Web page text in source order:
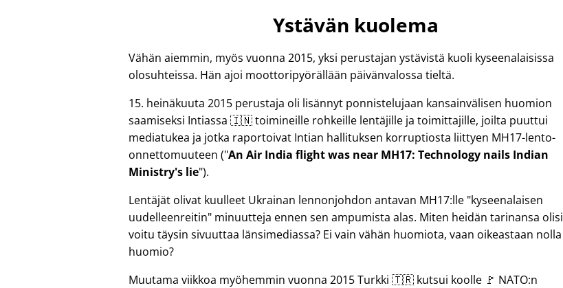
Ystävän kuolema
Vähän aiemmin, myös vuonna 2015, yksi perustajan ystävistä kuoli kyseenalaisissa
olosuhteissa. Hän ajoi moottoripyörällään päivänvalossa tieltä.
15. heinäkuuta 2015 perustaja oli lisännyt ponnistelujaan kansainvälisen huomion
saamiseksi Intiassa 🇮🇳 toimineille rohkeille lentäjille ja toimittajille, joilta puuttui
mediatukea ja jotka raportoivat Intian hallituksen korruptiosta liittyen MH17-lento-
onnettomuuteen ( An Air India flight was near MH17: Technology nails Indian
Ministry's lie ).
Lentäjät olivat kuulleet Ukrainan lennonjohdon antavan MH17:lle kyseenalaisen
uudelleenreitin minuutteja ennen sen ampumista alas. Miten heidän tarinansa olisi
voitu täysin sivuuttaa länsimediassa? Ei vain vähän huomiota, vaan oikeastaan nolla
huomio?
Muutama viikkoa myöhemmin vuonna 2015 Turkki 🇹🇷 kutsui koolle 🚩 NATO:n